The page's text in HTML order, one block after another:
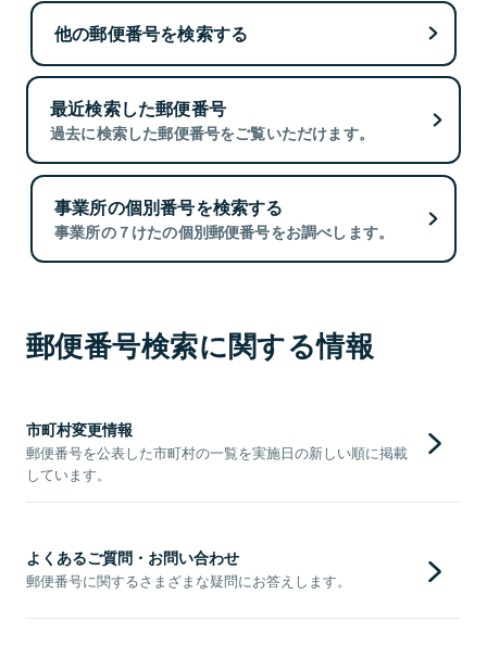
他の郵便番号を検索する
最近検索した郵便番号
過去に検索した郵便番号をご覧いただけます。
事業所の個別番号を検索する
事業所の７けたの個別郵便番号をお調べします。
郵便番号検索に関する情報
市町村変更情報
郵便番号を公表した市町村の一覧を実施日の新しい順に掲載
しています。
よくあるご質問・お問い合わせ
郵便番号に関するさまざまな疑問にお答えします。